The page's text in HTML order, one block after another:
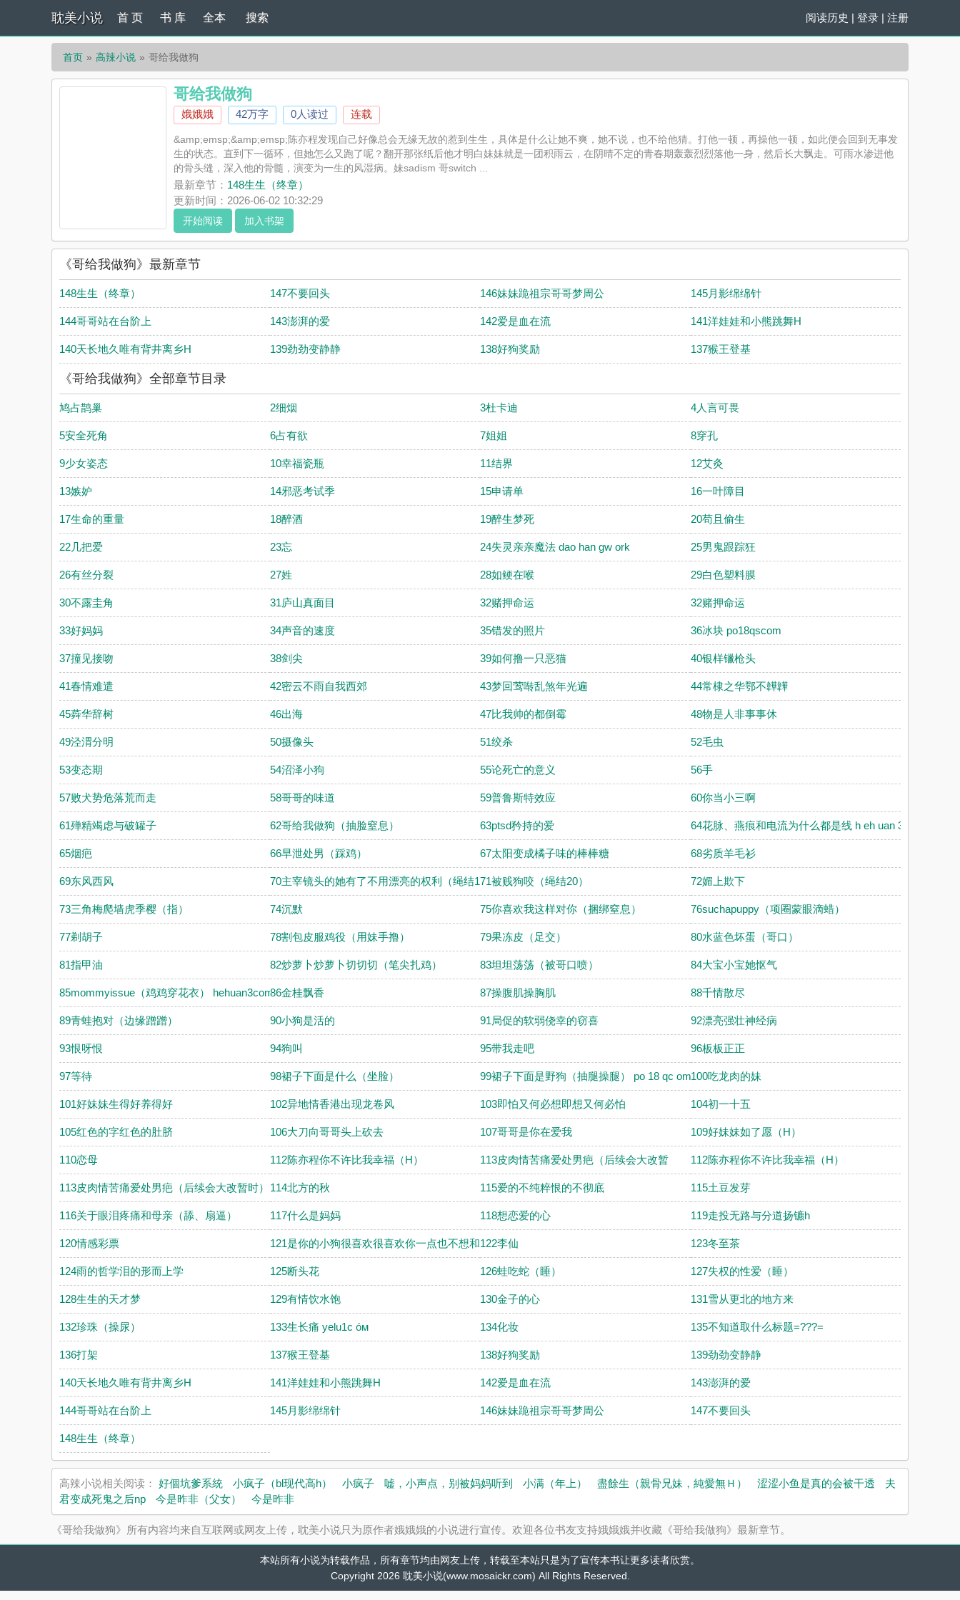
耽美小说 阅读历史 | 登录 | 注册
首 页 书 库 全本 搜索
首页 高辣小说 哥给我做狗
哥给我做狗
娥娥娥 42万字 0人读过 连载
&amp;emsp;&amp;emsp;陈亦程发现自己好像总会无缘无故的惹到生生，具体是什么让她不爽，她不说，也不给他猜。打他一顿，再操他一顿，如此便会回到无事发
生的状态。直到下一循环，但她怎么又跑了呢？翻开那张纸后他才明白妹妹就是一团积雨云，在阴晴不定的青春期轰轰烈烈落他一身，然后长大飘走。可雨水渗进他
的骨头缝，深入他的骨髓，演变为一生的风湿病。妹sadism 哥switch ...
《哥给我做狗》是娥娥娥精心创作的高辣小说，耽美小说实时更新哥给我做狗最新章节并且提供无弹窗阅读，书友所发表的哥给我做狗评论，并不代表耽美小说赞同
或者支持哥给我做狗读者的观点。
最新章节： 148生生（终章）
更新时间：2026-06-02 10:32:29
开始阅读 加入书架
《哥给我做狗》最新章节
148生生（终章） 147不要回头 146妹妹跪祖宗哥哥梦周公 145月影绵绵针
144哥哥站在台阶上 143澎湃的爱 142爱是血在流 141洋娃娃和小熊跳舞H
140天长地久唯有背井离乡H 139劲劲变静静 138好狗奖励 137猴王登基
《哥给我做狗》全部章节目录
鸠占鹊巢 2细烟 3杜卡迪 4人言可畏
5安全死角 6占有欲 7姐姐 8穿孔
9少女姿态 10幸福瓷瓶 11结界 12艾灸
13嫉妒 14邪恶考试季 15申请单 16一叶障目
17生命的重量 18醉酒 19醉生梦死 20苟且偷生
22几把爱 23忘 24失灵亲亲魔法 dao han gw ork 25男鬼跟踪狂
26有丝分裂 27姓 28如鲠在喉 29白色塑料膜
30不露圭角 31庐山真面目 32赌押命运 32赌押命运
33好妈妈 34声音的速度 35错发的照片 36冰块 po18qscom
37撞见接吻 38剑尖 39如何撸一只恶猫 40银样镴枪头
41春情难遣 42密云不雨自我西郊 43梦回莺啭乱煞年光遍 44常棣之华鄂不韡韡
45蕣华辞树 46出海 47比我帅的都倒霉 48物是人非事事休
49泾渭分明 50摄像头 51绞杀 52毛虫
53变态期 54沼泽小狗 55论死亡的意义 56手
57败犬势危落荒而走 58哥哥的味道 59普鲁斯特效应 60你当小三啊
61殚精竭虑与破罐子 62哥给我做狗（抽脸窒息） 63ptsd矜持的爱 64花脉、燕痕和电流为什么都是线 h eh uan 3c o m
65烟疤 66早泄处男（踩鸡） 67太阳变成橘子味的棒棒糖 68劣质羊毛衫
69东风西风 70主宰镜头的她有了不用漂亮的权利（绳结10）71被贱狗咬（绳结20） 72媚上欺下
73三角梅爬墙虎季樱（指） 74沉默 75你喜欢我这样对你（捆绑窒息） 76suchapuppy（项圈蒙眼滴蜡）
77剃胡子 78割包皮服鸡役（用妹手撸） 79果冻皮（足交） 80水蓝色坏蛋（哥口）
81指甲油 82炒萝卜炒萝卜切切切（笔尖扎鸡） 83坦坦荡荡（被哥口喷） 84大宝小宝她怄气
85mommyissue（鸡鸡穿花衣） hehuan3com86金桂飘香 87操腹肌操胸肌 88千情散尽
89青蛙抱对（边缘蹭蹭） 90小狗是活的 91局促的软弱侥幸的窃喜 92漂亮强壮神经病
93恨呀恨 94狗叫 95带我走吧 96板板正正
97等待 98裙子下面是什么（坐脸） 99裙子下面是野狗（抽腿操腿） po 18 qc om100吃龙肉的妹
101好妹妹生得好养得好 102异地情香港出现龙卷风 103即怕又何必想即想又何必怕 104初一十五
105红色的字红色的肚脐 106大刀向哥哥头上砍去 107哥哥是你在爱我 109好妹妹如了愿（H）
110恋母 112陈亦程你不许比我幸福（H） 113皮肉情苦痛爱处男疤（后续会大改暂 112陈亦程你不许比我幸福（H）
113皮肉情苦痛爱处男疤（后续会大改暂时） 114北方的秋 115爱的不纯粹恨的不彻底 115土豆发芽
116关于眼泪疼痛和母亲（舔、扇逼） 117什么是妈妈 118想恋爱的心 119走投无路与分道扬镳h
120情感彩票 121是你的小狗很喜欢很喜欢你一点也不想和你分开H
122李仙 123冬至茶
124雨的哲学泪的形而上学 125断头花 126蛙吃蛇（睡） 127失权的性爱（睡）
128生生的天才梦 129有情饮水饱 130金子的心 131雪从更北的地方来
132珍珠（操尿） 133生长痛 yelu1c óм 134化妆 135不知道取什么标题=???=
136打架 137猴王登基 138好狗奖励 139劲劲变静静
140天长地久唯有背井离乡H 141洋娃娃和小熊跳舞H 142爱是血在流 143澎湃的爱
144哥哥站在台阶上 145月影绵绵针 146妹妹跪祖宗哥哥梦周公 147不要回头
148生生（终章）
高辣小说相关阅读： 好個坑爹系統 小疯子（bl现代高h） 小疯子 嘘，小声点，别被妈妈听到 小满（年上） 盡餘生（親骨兄妹，純愛無Ｈ） 涩涩小鱼是真的会被干透
夫
君变成死鬼之后np
今是昨非（父女） 今是昨非
《哥给我做狗》所有内容均来自互联网或网友上传，耽美小说只为原作者娥娥娥的小说进行宣传。欢迎各位书友支持娥娥娥并收藏《哥给我做狗》最新章节。
本站所有小说为转载作品，所有章节均由网友上传，转载至本站只是为了宣传本书让更多读者欣赏。
Copyright 2026 耽美小说(www.mosaickr.com) All Rights Reserved.